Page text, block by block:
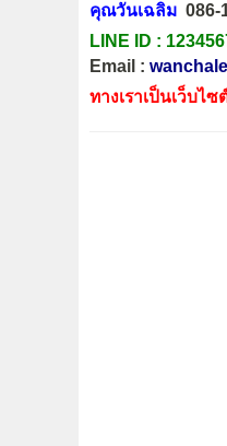
คุณวันเฉลิม 086-
LINE ID :
Email :
ทางเราเป็นเว็บไ